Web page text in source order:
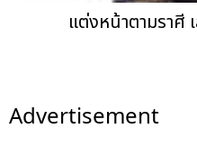
แต่งหน้าตามราศี
Advertisement